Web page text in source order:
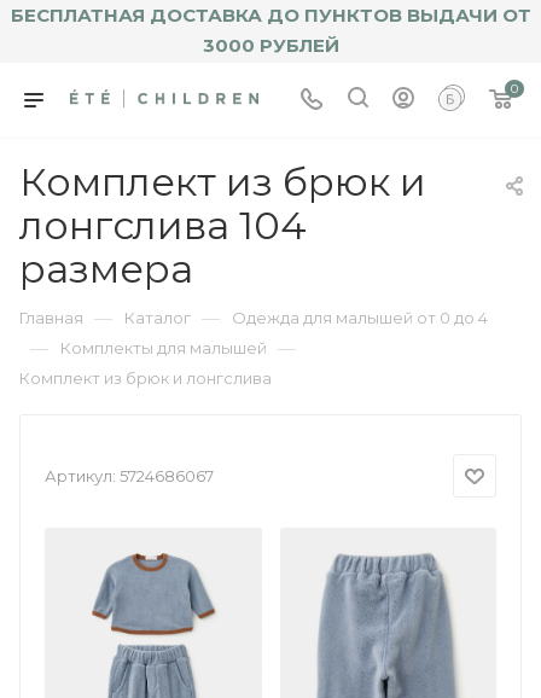
БЕСПЛАТНАЯ ДОСТАВКА ДО ПУНКТОВ ВЫДАЧИ ОТ
3000 РУБЛЕЙ
0
Комплект из брюк и
лонгслива 104
размера
Главная — Каталог — Одежда для малышей от 0 до 4
— Комплекты для малышей —
Комплект из брюк и лонгслива
Артикул: 5724686067